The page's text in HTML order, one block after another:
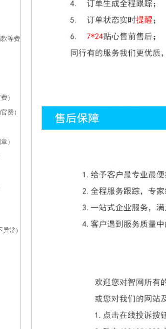
等费
）
费）
）
异常)